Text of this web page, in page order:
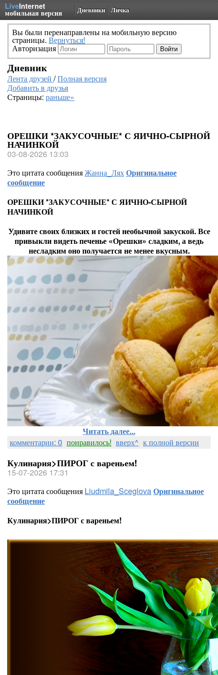
LiveInternet
мобильная версия Дневники Личка
Вы были перенаправлены на мобильную версию
страницы. Вернуться!
Авторизация
Дневник
Лента друзей /Полная версия
Добавить в друзья
Страницы: раньше»
ОРЕШКИ *ЗАКУСОЧНЫЕ* С ЯИЧНО-СЫРНОЙ
НАЧИНКОЙ
03-08-2026 13:03
Это цитата сообщенияЖанна_ЛяхОригинальное
сообщение
ОРЕШКИ *ЗАКУСОЧНЫЕ* С ЯИЧНО-СЫРНОЙ
НАЧИНКОЙ
Удивите своих близких и гостей необычной закуской. Все
привыкли видеть печенье «Орешки» сладким, а ведь
несладким оно получается не менее вкусным.
Читать далее...
комментарии: 0 понравилось! вверх^ к полной версии
Кулинария>ПИРОГ с вареньем!
15-07-2026 17:31
Это цитата сообщения Liudmila_SceglovaОригинальное
сообщение
Кулинария>ПИРОГ с вареньем!